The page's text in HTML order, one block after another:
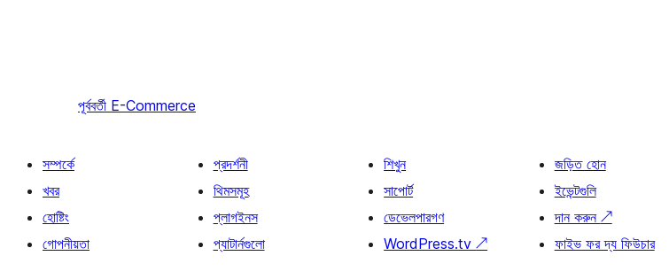
পূর্ববর্তী E-Commerce
সম্পর্কে
খবর
হোষ্টিং
গোপনীয়তা
প্রদর্শনী
থিমসমূহ
প্লাগইনস
প্যাটার্নগুলো
শিখুন
সাপোর্ট
ডেভেলপারগণ
WordPress.tv↗
জড়িত হোন
ইভেন্টগুলি
দান করুন ↗
ফাইভ ফর দ্য ফিউচার